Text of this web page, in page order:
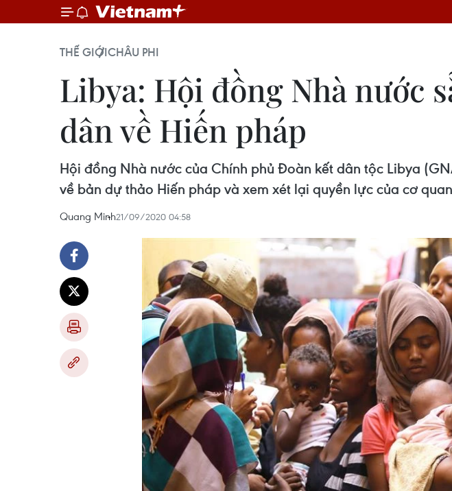
THẾ GIỚICHÂU PHI
Libya: Hội đồng Nhà nước
dân về Hiến pháp
Hội đồng Nhà nước của Chính phủ Đoàn kết dân tộc Libya
về bản dự thảo Hiến pháp và xem xét lại quyền lực của cơ
Quang Minh21/09/2020 04:58